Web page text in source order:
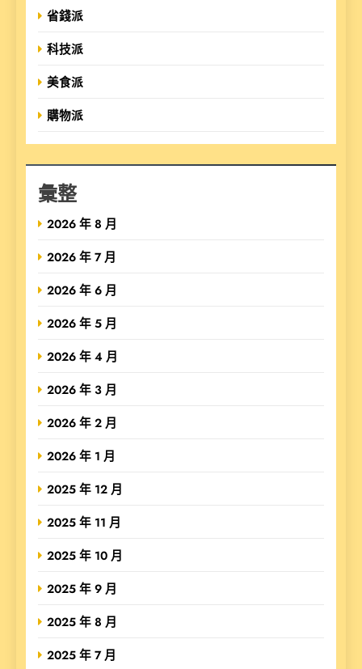
省錢派
科技派
美食派
購物派
彙整
2026 年 8 月
2026 年 7 月
2026 年 6 月
2026 年 5 月
2026 年 4 月
2026 年 3 月
2026 年 2 月
2026 年 1 月
2025 年 12 月
2025 年 11 月
2025 年 10 月
2025 年 9 月
2025 年 8 月
2025 年 7 月